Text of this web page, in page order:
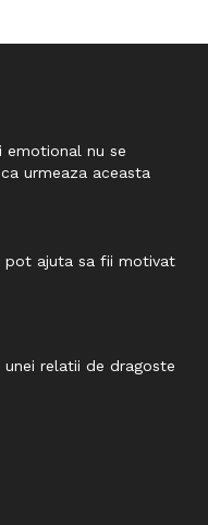
emotional nu se
urmeaza aceasta
pot ajuta sa fii motivat
unei relatii de dragoste